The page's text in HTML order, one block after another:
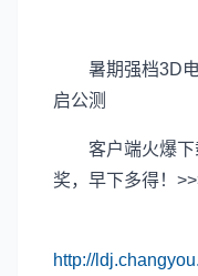
暑期强档3D电
启公测
客户端火爆下
奖，早下多得！
http://